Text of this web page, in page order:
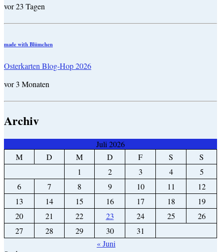
vor 23 Tagen
made with Blümchen
Osterkarten Blog-Hop 2026
vor 3 Monaten
Archiv
Juli 2026
M
D M D F S
S
1
2 3 4
5
6
7 8 9 10 11
12
13
14 15 16 17 18
19
20
21 22 23 24 25
26
27
28 29 30
31
« Juni